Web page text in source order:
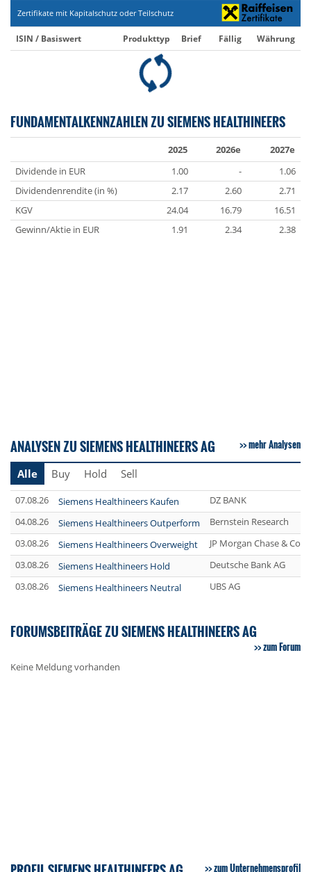
Zertifikate mit Kapitalschutz oder Teilschutz
ISIN / Basiswert Produkttyp Brief Fällig Währung
FUNDAMENTALKENNZAHLEN ZU SIEMENS HEALTHINEERS
2025 2026e
2027e
Dividende in EUR
1.00 -
1.06
Dividendenrendite (in %)
2.17 2.60
2.71
KGV
24.04 16.79
16.51
Gewinn/Aktie in EUR
1.91 2.34 2.38
ANALYSEN ZU SIEMENS HEALTHINEERS AG mehr Analysen
Alle Buy Hold Sell
07.08.26 Siemens Healthineers Kaufen
DZ BANK
04.08.26
Siemens Healthineers Outperform
Bernstein Research
03.08.26
Siemens Healthineers Overweight
JP Morgan Chase & Co.
03.08.26
Siemens Healthineers Hold
Deutsche Bank AG
03.08.26
Siemens Healthineers Neutral UBS AG
FORUMSBEITRÄGE ZU SIEMENS HEALTHINEERS AG
zum Forum
Keine Meldung vorhanden
zum Unternehmensprofil